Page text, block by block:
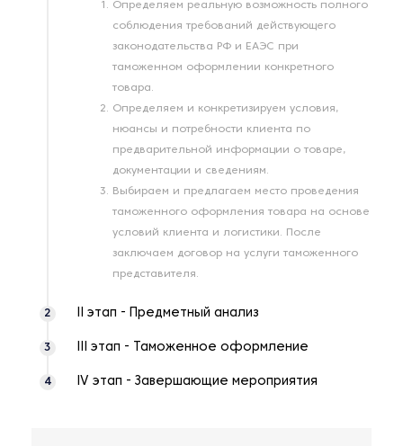
Определяем реальную возможность полного
соблюдения требований действующего
законодательства РФ и ЕАЭС при
таможенном оформлении конкретного
товара.
Определяем и конкретизируем условия,
нюансы и потребности клиента по
предварительной информации о товаре,
документации и сведениям.
Выбираем и предлагаем место проведения
таможенного оформления товара на основе
условий клиента и логистики. После
заключаем договор на услуги таможенного
представителя.
2 II этап - Предметный анализ
3 III этап - Таможенное оформление
4 IV этап - Завершающие мероприятия